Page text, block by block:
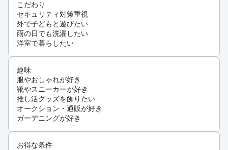
こだわり
セキュリティ対策重視
外で子どもと遊びたい
雨の日でも洗濯したい
洋室で暮らしたい
趣味
服やおしゃれが好き
靴やスニーカーが好き
推し活グッズを飾りたい
オークション・通販が好き
ガーデニングが好き
お得な条件